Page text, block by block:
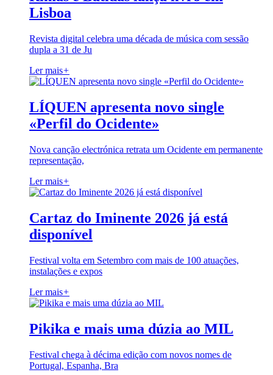
Lisboa
Revista digital celebra uma década de música com sessão
dupla a 31 de Ju
Ler mais+
LÍQUEN apresenta novo single
«Perfil do Ocidente»
Nova canção electrónica retrata um Ocidente em permanente
representação,
Ler mais+
Cartaz do Iminente 2026 já está
disponível
Festival volta em Setembro com mais de 100 atuações,
instalações e expos
Ler mais+
Pikika e mais uma dúzia ao MIL
Festival chega à décima edição com novos nomes de
Portugal, Espanha, Bra